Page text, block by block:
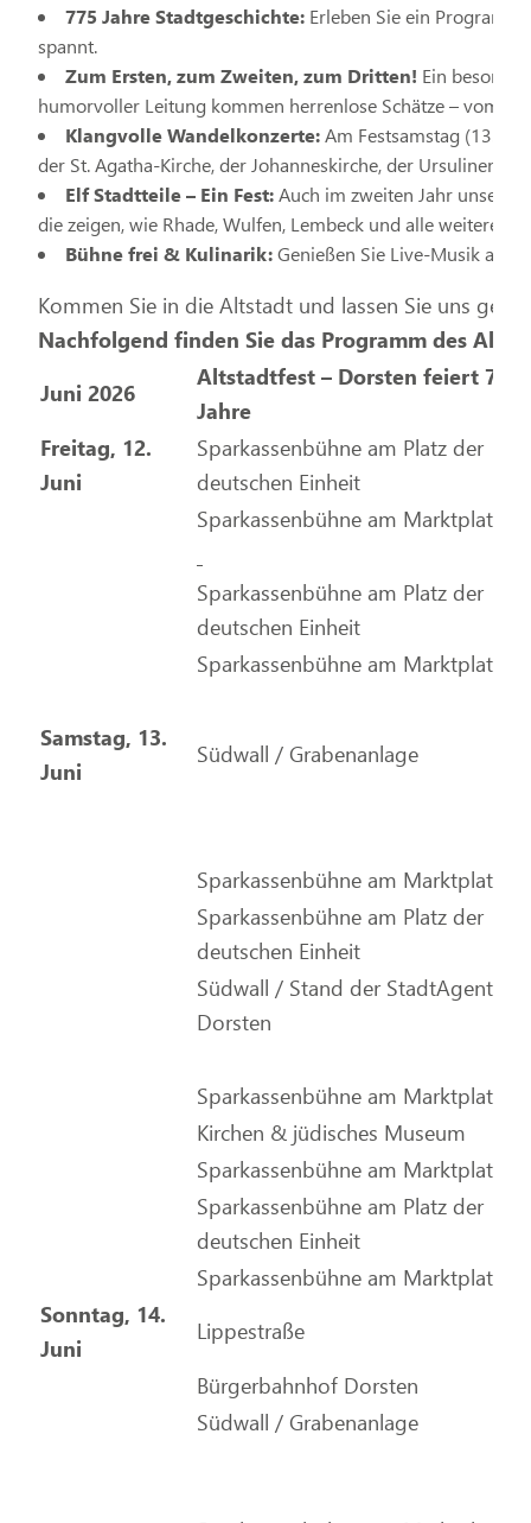
775 Jahre Stadtgeschichte: Erleben Sie ein
spannt.
Zum Ersten, zum Zweiten, zum Dritten! Ein
humorvoller Leitung kommen herrenlose Schätze – vom
Klangvolle Wandelkonzerte:Am Festsamstag (13.
der St. Agatha-Kirche, der Johanneskirche, der
Elf Stadtteile – Ein Fest:Auch im zweiten Jahr unserer
die zeigen, wie Rhade, Wulfen, Lembeck und alle weiteren
Bühne frei & Kulinarik:Genießen Sie Live-Musik auf
Kommen Sie in die Altstadt und lassen Sie uns
Nachfolgend finden Sie das Programm des
Juni 2026
Altstadtfest – Dorsten feiert 775
Jahre
Freitag, 12.
Juni
Sparkassenbühne am Platz der
deutschen Einheit
Sparkassenbühne am Marktplatz
Sparkassenbühne am Platz der
deutschen Einheit
Sparkassenbühne am Marktplatz
Samstag, 13.
Juni
Südwall / Grabenanlage
Sparkassenbühne am Marktplatz
Sparkassenbühne am Platz der
deutschen Einheit
Südwall / Stand der StadtAgentur
Dorsten
Sparkassenbühne am Marktplatz
Kirchen & jüdisches Museum
Sparkassenbühne am Marktplatz
Sparkassenbühne am Platz der
deutschen Einheit
Sparkassenbühne am Marktplatz
Sonntag, 14.
Juni
Lippestraße
Bürgerbahnhof Dorsten
Südwall / Grabenanlage